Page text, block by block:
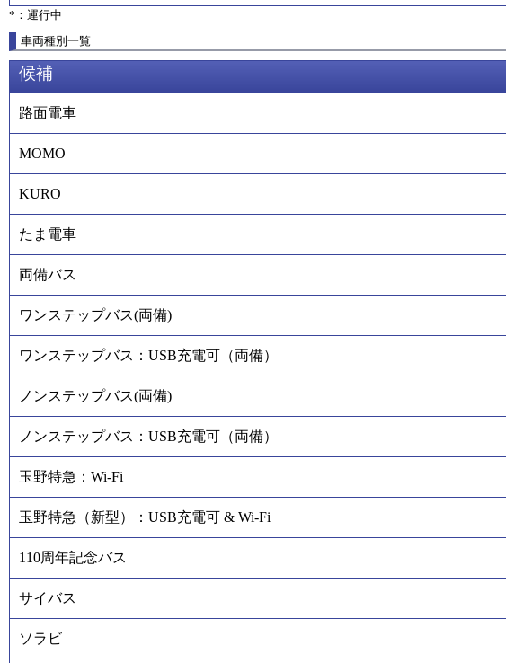
*：運行中
車両種別一覧
候補
路面電車
MOMO
KURO
たま電車
両備バス
ワンステップバス(両備)
ワンステップバス：USB充電可（両備）
ノンステップバス(両備)
ノンステップバス：USB充電可（両備）
玉野特急：Wi-Fi
玉野特急（新型）：USB充電可 & Wi-Fi
110周年記念バス
サイバス
ソラビ